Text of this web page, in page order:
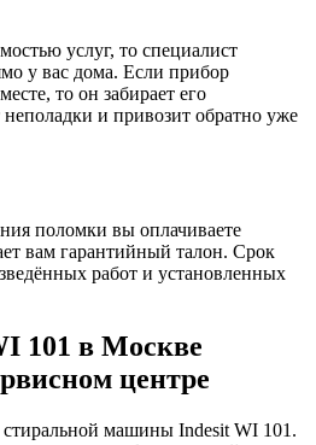
услуг, то специалист
у вас дома. Если прибор
то он забирает его
и привозит обратно уже
поломки вы оплачиваете
вам гарантийный талон. Срок
работ и установленных
101 в Москве
центре
машины Indesit WI 101.